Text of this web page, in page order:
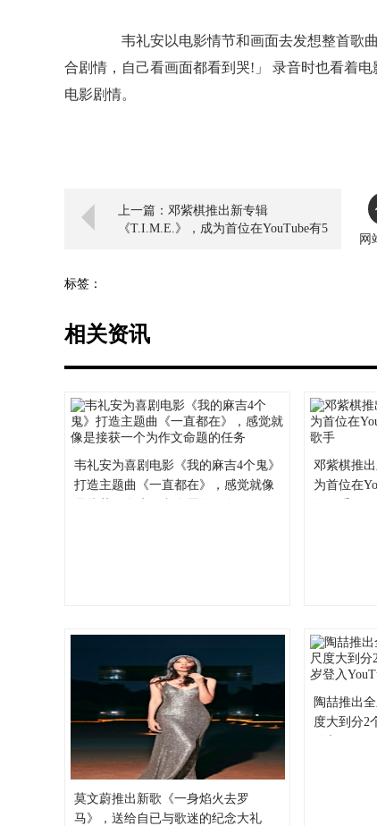
韦礼安以电影情节和画面去发想整首歌曲
合剧情，自己看画面都看到哭!」 录音时也看着
电影剧情。
上一篇：邓紫棋推出新专辑
《T.I.M.E.》，成为首位在YouTube有5
网
标签：
相关资讯
韦礼安为喜剧电影《我的麻吉4个鬼》
打造主题曲《一直都在》，感觉就像
邓紫棋推
为首位在
莫文蔚推出新歌《一身焰火去罗
马》，送给自已与歌迷的纪念大礼
陶喆推出
度大到分2